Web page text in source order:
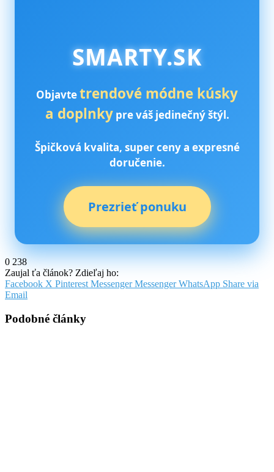
SMARTY.SK
Objavtetrendové módne kúsky
a doplnkypre váš jedinečný štýl.
Špičková kvalita, super ceny a expresné
doručenie.
Prezrieť ponuku
0 238
Zaujal ťa článok? Zdieľaj ho:
Facebook X Pinterest Messenger Messenger WhatsApp Share via
Email
Podobné články